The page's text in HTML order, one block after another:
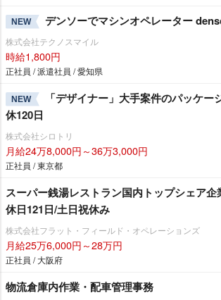
NEW デンソーでマシンオペレーター
株式会社テクノスマイル
時給1,800円
正社員 / 派遣社員 / 愛知県
NEW
「デザイナー」大手案件のパッケー
休120日
株式会社シロトリ
月給24万8,000円～36万3,000円
正社員 / 東京都
スーパー銭湯レストラン国内トップシェア
休日121日/土日祝休み
株式会社フラット・フィールド・オペレーションズ
月給25万6,000円～28万円
正社員 / 大阪府
物流倉庫内作業・配車管理事務